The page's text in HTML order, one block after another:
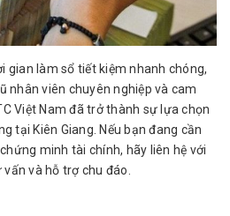
gian làm sổ tiết kiệm nhanh chóng,
nhân viên chuyên nghiệp và cam
Việt Nam đã trở thành sự lựa chọn
tại Kiên Giang. Nếu bạn đang cần
minh tài chính, hãy liên hệ với
và hỗ trợ chu đáo.